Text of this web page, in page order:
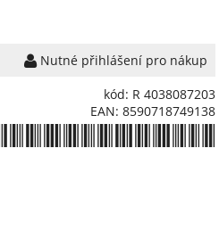
Nutné přihlášení pro nákup
kód: R 4038087203
EAN: 8590718749138